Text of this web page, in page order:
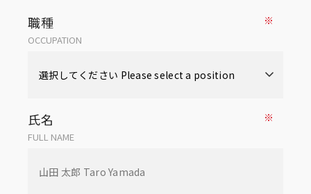
職種
OCCUPATION
※
氏名
FULL NAME
※